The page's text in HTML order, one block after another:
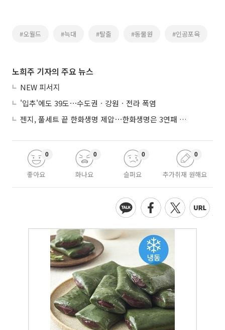
#오월드 #늑대 #탈출 #동물원 #인공포육
노희주 기자의 주요 뉴스
NEW 피서지
'입추'에도 39도⋯수도권ㆍ강원ㆍ전라 폭염
젠지, 풀세트 끝 한화생명 제압⋯한화생명은 3연패 수렁
좋아요
0
화나요
0
슬퍼요
0
추가취재 원해요
0